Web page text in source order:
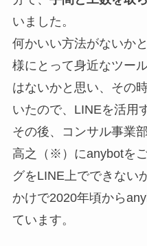
いました。
何かいい方法がないか
様にとって身近なツー
はないかと思い、その
いたので、LINEを活用
その後、コンサル事業
高之（※）にanybotを
グをLINE上でできない
かけで2020年頃から
ています。